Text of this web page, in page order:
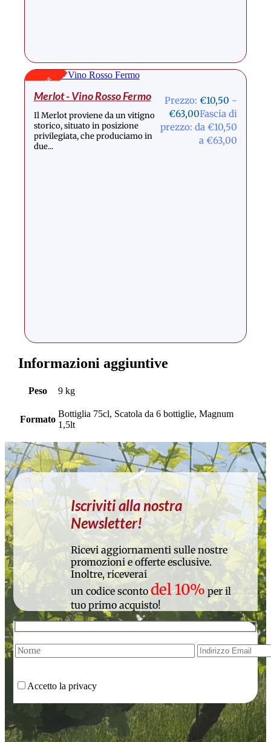
Stock Out
Merlot - Vino Rosso Fermo
Il Merlot proviene da un vitigno
storico, situato in posizione
privilegiata, che produciamo in
due...
Prezzo:€10,50 -
€63,00Fascia di
prezzo: da €10,50
a €63,00
Informazioni aggiuntive
Peso 9 kg
Formato
Bottiglia 75cl, Scatola da 6 bottiglie, Magnum
1,5lt
Iscriviti alla nostra
Newsletter!
Ricevi aggiornamenti sulle nostre
promozioni e offerte esclusive.
Inoltre, riceverai
un codice scontodel 10% per il
tuo primo acquisto!
Accetto la privacy